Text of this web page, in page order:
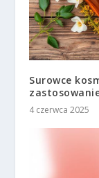
Surowce
4 czerwca 2025